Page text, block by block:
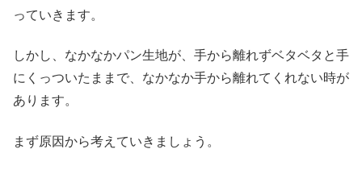
っていきます。
しかし、なかなかパン生地が、手から離れずベタベタと手
にくっついたままで、なかなか手から離れてくれない時が
あります。
まず原因から考えていきましょう。